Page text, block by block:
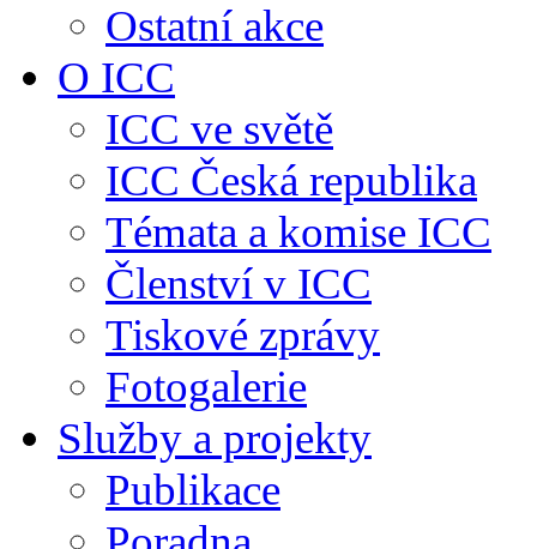
Ostatní akce
O ICC
ICC ve světě
ICC Česká republika
Témata a komise ICC
Členství v ICC
Tiskové zprávy
Fotogalerie
Služby a projekty
Publikace